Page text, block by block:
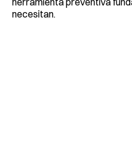
necesitan.